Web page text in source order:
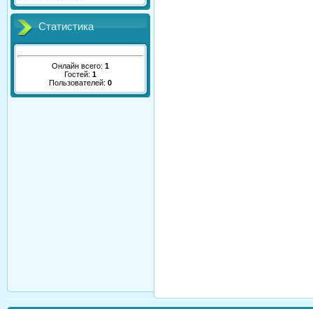
Статистика
Онлайн всего: 1
Гостей: 1
Пользователей: 0